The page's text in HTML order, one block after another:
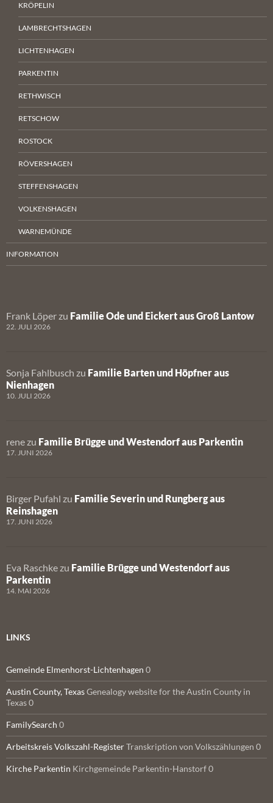
KRÖPELIN
LAMBRECHTSHAGEN
LICHTENHAGEN
PARKENTIN
RETHWISCH
RETSCHOW
ROSTOCK
RÖVERSHAGEN
STEFFENSHAGEN
VOLKENSHAGEN
WARNEMÜNDE
INFORMATION
Frank Löper zu Familie Ode und Eickert aus Groß Lantow
22. JULI 2026
Sonja Fahlbusch zu Familie Barten und Höpfner aus
Nienhagen
10. JULI 2026
rene zu Familie Brügge und Westendorf aus Parkentin
17. JUNI 2026
Birger Pufahl zu Familie Severin und Rungberg aus
Reinshagen
17. JUNI 2026
Eva Raschke zu Familie Brügge und Westendorf aus
Parkentin
14. MAI 2026
LINKS
Gemeinde Elmenhorst-Lichtenhagen 0
Austin County, TexasGenealogy website for the Austin County in
Texas 0
FamilySearch 0
Arbeitskreis Volkszahl-RegisterTranskription von Volkszählungen 0
Kirche Parkentin Kirchgemeinde Parkentin-Hanstorf 0